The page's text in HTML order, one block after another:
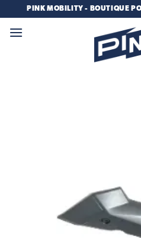
contenu
PINK MOBILITY - BOUTIQUE